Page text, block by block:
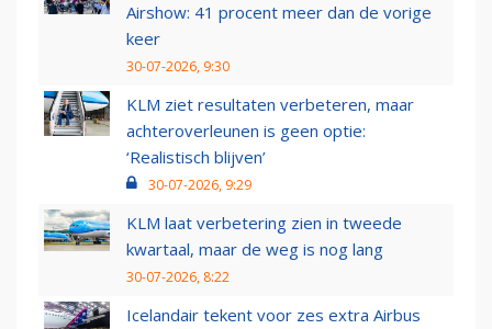
Airshow: 41 procent meer dan de vorige
keer
30-07-2026, 9:30
KLM ziet resultaten verbeteren, maar
achteroverleunen is geen optie:
‘Realistisch blijven’
30-07-2026, 9:29
KLM laat verbetering zien in tweede
kwartaal, maar de weg is nog lang
30-07-2026, 8:22
Icelandair tekent voor zes extra Airbus